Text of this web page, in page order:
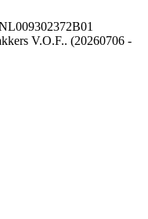
V.O.F.. (20260706 -